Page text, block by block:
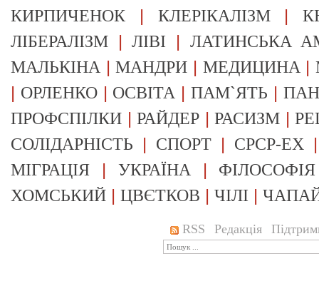
КИРПИЧЕНОК | КЛЕРІКАЛІЗМ|
ЛІБЕРАЛІЗМ |ЛІВІ | ЛАТИНСЬКА
МАЛЬКІНА |МАНДРИ | МЕДИЦИНА |
| ОРЛЕНКО| ОСВІТА |ПАМ`ЯТЬ |
ПРОФСПІЛКИ |РАЙДЕР |РАСИЗМ |
СОЛІДАРНІСТЬ | СПОРТ | СРСР-EX
МІГРАЦІЯ | УКРАЇНА | ФІЛОСОФІЯ
ХОМСЬКИЙ | ЦВЄТКОВ | ЧІЛІ |
RSS Редакція